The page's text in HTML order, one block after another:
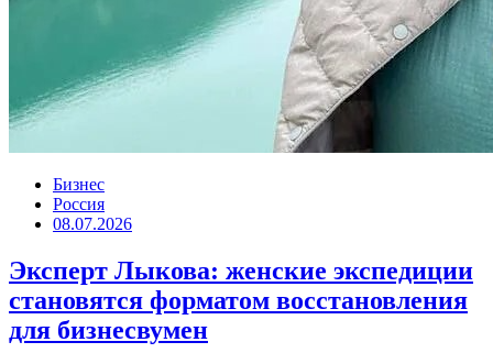
Бизнес
Россия
08.07.2026
Эксперт Лыкова: женские экспедиции
становятся форматом восстановления
для бизнесвумен